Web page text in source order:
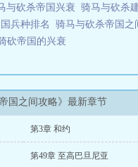
与砍杀帝国兴衰 骑马与砍杀
兵种排名 骑马与砍杀帝国之
砍帝国的兴衰
国之间攻略》最新章节
第3章 和约
第49章 至高巴旦尼亚